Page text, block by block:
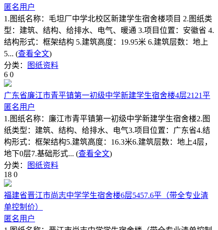
匿名用户
1.图纸名称：毛坦厂中学北校区新建学生宿舍楼项目 2.图纸类
型：建筑、结构、给排水、电气、暖通 3.项目位置：安徽省 4.
结构形式：框架结构 5.建筑高度：19.95米 6.建筑层数：地上
5... (查看全文)
分类：
图纸资料
6 0
广东省廉江市青平镇第一初级中学新建学生宿舍楼4层2121平
匿名用户
1.图纸名称：廉江市青平镇第一初级中学新建学生宿舍楼2.图
纸类型：建筑、结构、给排水、电气3.项目位置：广东省4.结
构形式：框架结构5.建筑高度：16.3米6.建筑层数：地上4层，
地下0层7.基础形式... (查看全文)
分类：
图纸资料
18 0
福建省晋江市尚志中学学生宿舍楼6层5457.6平（带全专业清
单控制价）
匿名用户